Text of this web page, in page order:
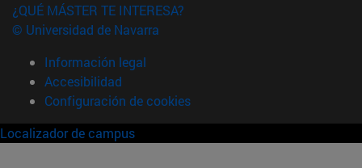
¿QUÉ MÁSTER TE INTERESA?
© Universidad de Navarra
Información legal
Accesibilidad
Configuración de cookies
Localizador de campus